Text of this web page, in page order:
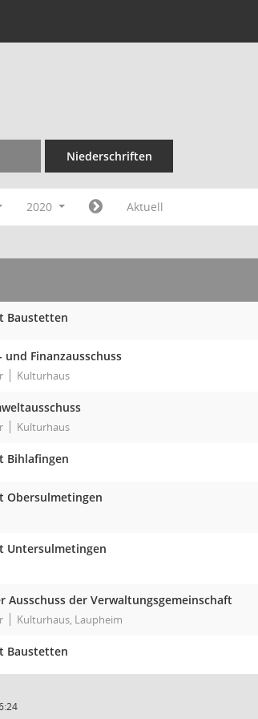
Niederschriften
2020 Aktuell
Baustetten
und Finanzausschuss
Kulturhaus
Kulturhaus
Bihlafingen
Obersulmetingen
Untersulmetingen
Ausschuss der Verwaltungsgemeinschaft
Kulturhaus, Laupheim
Baustetten